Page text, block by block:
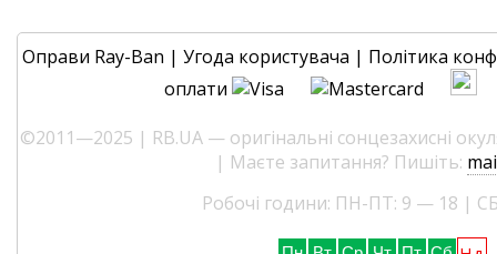
Оправи Ray-Ban | Угода користувача | Політика
оплати
©2011—2025 | RB.UA — оригінальні сонцезахисні
| Маєте запитання? Пишіть:
Робочі години: ПН-ПТ: 9 — 18 |